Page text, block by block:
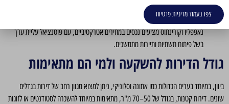
לטווח קצר לתיירים והן להשכרה לטווח ארוך לתושבים מקומיים.
הפלופונס –חצי אי בדרום יוון, עשיר בהיסטוריה ובנופים טבעיים. אזורים כמו
נאפפליו וקורינתוס מציעים נכסים במחירים אטרקטיביים, עם פוטנציאל עליית ערך
בשל פיתוח תשתיות ותיירות מתמשכים.
גודל הדירות להשקעה ולמי הם מתאימות
ביוון, במיוחד בערים הגדולות כמו אתונה וסלוניקי, ניתן למצוא מגוון רחב של דירות בגדלים
שונים. דירות קטנות, בגודל של 50–70 מ"ר, מתאימות במיוחד להשכרה לסטודנטים או לזוגות
צפו בעמוד מדיניות פרטיות